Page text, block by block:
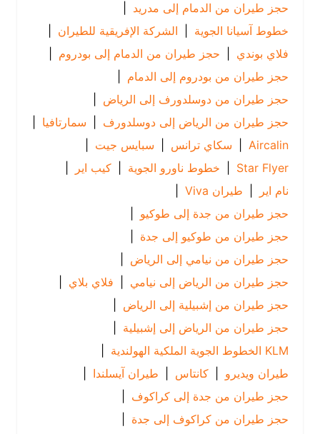
حجز طيران من الدمام إلى مدريد |
خطوط آسيانا الجوية
| الشركة الإفريقية للطيران |
فلاي بوندي | حجز طيران من الدمام إلى بودروم |
حجز طيران من بودروم إلى الدمام
|
حجز طيران من دوسلدورف إلى الرياض
|
حجز طيران من الرياض إلى دوسلدورف | سمارتافيا
|
Aircalin
| سكاي ترانس | سبايس جيت
|
Star Flyer
| خطوط ناورو الجوية | كيب اير |
| طيران Viva
|
حجز طيران من جدة إلى طوكيو |
حجز طيران من طوكيو إلى جدة
حجز طيران من نيامي إلى الرياض
|
حجز طيران من الرياض إلى نيامي | فلاي بلاي
حجز طيران من إشبيلية إلى الرياض
|
حجز طيران من الرياض إلى إشبيلية |
|
طيران ويديرو
| كانتاس | طيران آيسلندا |
حجز طيران من جدة إلى كراكوف |
حجز طيران من كراكوف إلى جدة